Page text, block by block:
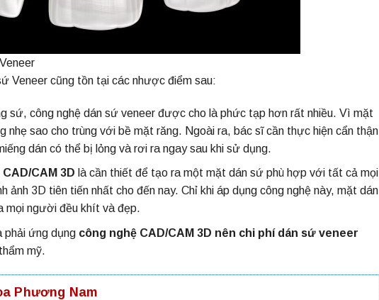
Veneer cũng tồn tại các nhược điểm sau:
sứ, công nghệ dán sứ veneer được cho là phức tạp hơn rất nhiều. Vì mặt
nhẹ sao cho trùng với bề mặt răng. Ngoài ra, bác sĩ cần thực hiện cẩn thận
dán có thể bị lỏng và rơi ra ngay sau khi sử dụng.
CAM 3D là cần thiết để tạo ra một mặt dán sứ phù hợp với tất cả mọi
ảnh 3D tiên tiến nhất cho đến nay. Chỉ khi áp dụng công nghệ này, mặt dán
mọi người đều khít và đẹp.
phải ứng dụng công nghệ CAD/CAM 3D nên chi phí dán sứ veneer
mỹ.
Phương Nam